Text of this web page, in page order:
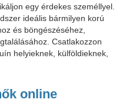
egy érdekes személlyel.
ideális bármilyen korú
és böngészéséhez,
Csatlakozzon
helyieknek, külföldieknek,
online